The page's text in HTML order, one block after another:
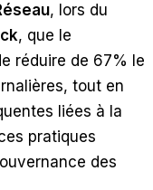
, lors du
, que le
réduire de 67% le
tout en
liées à la
pratiques
des